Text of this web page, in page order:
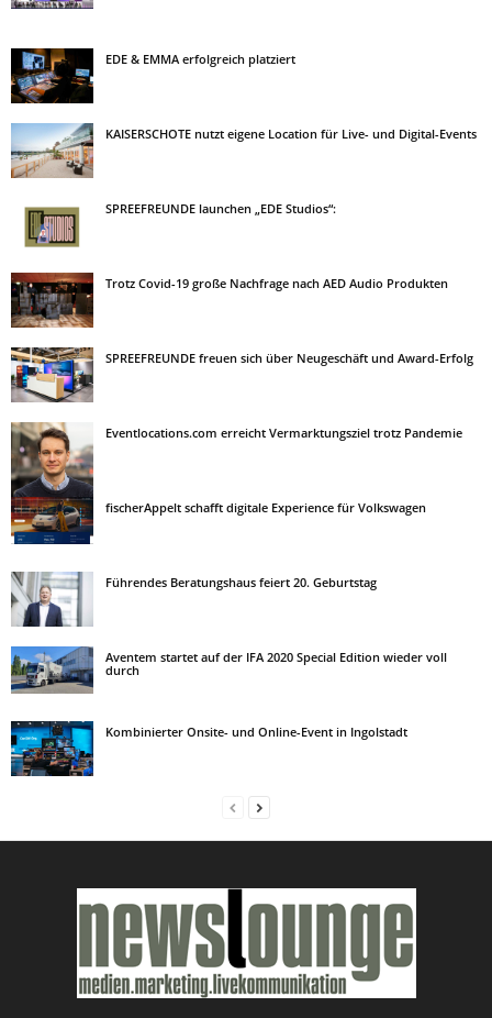
EDE & EMMA erfolgreich platziert
KAISERSCHOTE nutzt eigene Location für Live- und Digital-Events
SPREEFREUNDE launchen „EDE Studios“:
Trotz Covid-19 große Nachfrage nach AED Audio Produkten
SPREEFREUNDE freuen sich über Neugeschäft und Award-Erfolg
Eventlocations.com erreicht Vermarktungsziel trotz Pandemie
fischerAppelt schafft digitale Experience für Volkswagen
Führendes Beratungshaus feiert 20. Geburtstag
Aventem startet auf der IFA 2020 Special Edition wieder voll
durch
Kombinierter Onsite- und Online-Event in Ingolstadt